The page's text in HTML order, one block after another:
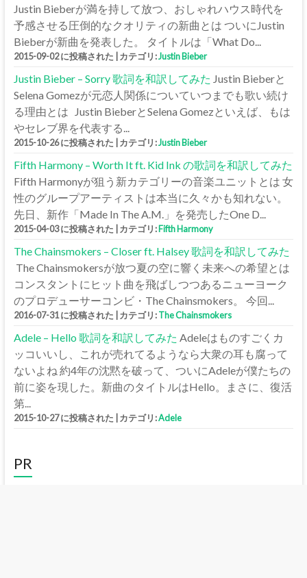
Justin Bieberが満を持して放つ、おしゃれハウス時代を
予感させる圧倒的なクオリティの新曲とは ついにJustin
Bieberが新曲を発表した。 タイトルは「What Do...
2015-09-02 に投稿された カテゴリ:Justin Bieber
Justin Bieber – Sorry 歌詞を和訳してみた Justin Bieberと
Selena Gomezが元恋人関係についていつまでも歌い続け
る理由とは Justin BieberとSelena Gomezといえば、もは
やセレブ界を代表する...
2015-10-26 に投稿された カテゴリ:Justin Bieber
Fifth Harmony – Worth It ft. Kid Ink の歌詞を和訳してみた
Fifth Harmonyが狙う新カテゴリーの音楽ユニットとは 女
性のグループアーティストは本当に久々かも知れない。
先日、新作「Made In The A.M.」を発売したOne D...
2015-04-03 に投稿された カテゴリ:Fifth Harmony
The Chainsmokers – Closer ft. Halsey 歌詞を和訳してみた
The Chainsmokersが放つ夏の空に響く未来への希望とは
コンスタントにヒット曲を飛ばしつつあるニューヨーク
のプロデューサーコンビ・The Chainsmokers。 今回...
2016-07-31 に投稿された カテゴリ:The Chainsmokers
Adele – Hello 歌詞を和訳してみた Adeleはものすごくカ
ッコいいし、これが売れてるようなら大衆の耳も腐って
ないよね 約4年の沈黙を破って、ついにAdeleが僕たちの
前に姿を現した。新曲のタイトルはHello。まさに、復活
第...
2015-10-27 に投稿された カテゴリ:Adele
PR